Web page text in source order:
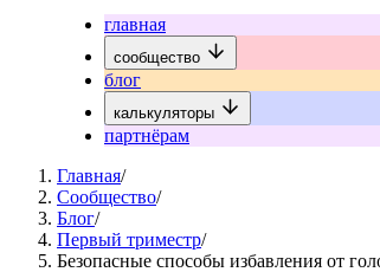
главная
сообщество
блог
калькуляторы
партнёрам
Главная/
Сообщество/
Блог/
Первый триместр/
Безопасные способы избавления от